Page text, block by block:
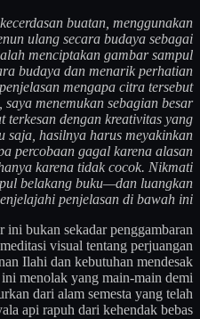
buatan, menggunakan
ulang secara budaya sebagai
menciptakan gambar sampul
budaya dan menarik perhatian
mengapa citra tersebut
menemukan sebagian besar
terkesan dengan kreativitas yang
saja, hasilnya harus meyakinkan
percobaan gagal karena alasan
karena tidak cocok. Nikmati
belakang buku—dan luangkan
penjelasan di bawah ini.
ini bukan sekadar penggambaran
visual tentang perjuangan
Ilahi dan kebutuhan mendesak
menolak yang main-main demi
dari alam semesta yang telah
api rapuh dari kehendak bebas.